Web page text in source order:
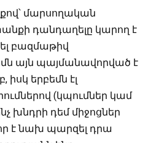
մարսողական
դանդաղելը կարող է
բազմաթիվ
այն պայմանավորված է
իսկ երբեմն էլ
(կպումներ կամ
խնդրի դեմ միջոցներ
է նախ պարզել դրա